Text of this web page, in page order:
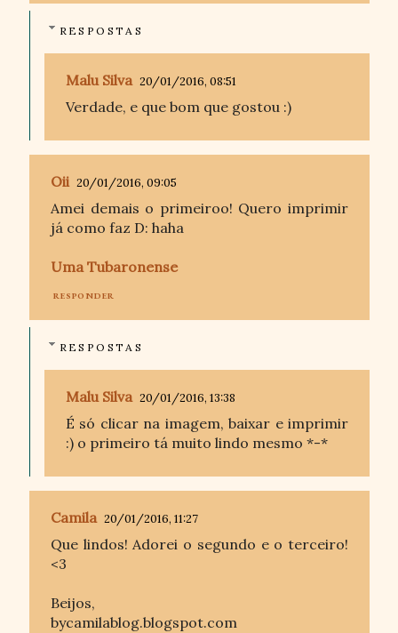
RESPOSTAS
Malu Silva 20/01/2016, 08:51
Verdade, e que bom que gostou :)
Oii 20/01/2016, 09:05
Amei demais o primeiroo! Quero imprimir
já como faz D: haha
Uma Tubaronense
RESPONDER
RESPOSTAS
Malu Silva 20/01/2016, 13:38
É só clicar na imagem, baixar e imprimir
:) o primeiro tá muito lindo mesmo *-*
Camila 20/01/2016, 11:27
Que lindos! Adorei o segundo e o terceiro!
<3
Beijos,
bycamilablog.blogspot.com